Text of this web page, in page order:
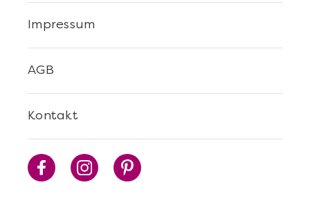
Sushi Selber Machen - DIY-Set
Kontakt
AGB
Impressum